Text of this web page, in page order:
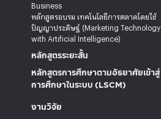
Business
หลักสูตรอบรม เทคโนโลยีการตลาดโดยใช้
ปัญญาประดิษฐ์ (Marketing Technology
with Artificial Intelligence)
หลักสูตรระยะสั้น
หลักสูตรการศึกษาตามอัธยาศัยเข้าสู่
การศึกษาในระบบ (LSCM)
งานวิจัย